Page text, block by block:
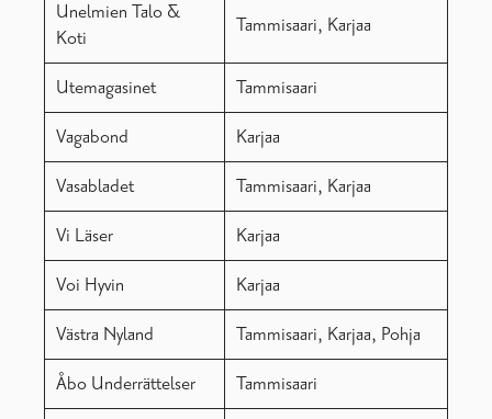
Unelmien Talo &
Koti
Tammisaari, Karjaa
Utemagasinet Tammisaari
Vagabond Karjaa
Vasabladet Tammisaari, Karjaa
Vi Läser Karjaa
Voi Hyvin Karjaa
Västra Nyland Tammisaari, Karjaa, Pohja
Åbo Underrättelser Tammisaari